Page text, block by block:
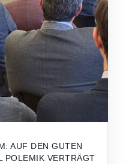
AUF DEN GUTEN
POLEMIK VERTRÄGT